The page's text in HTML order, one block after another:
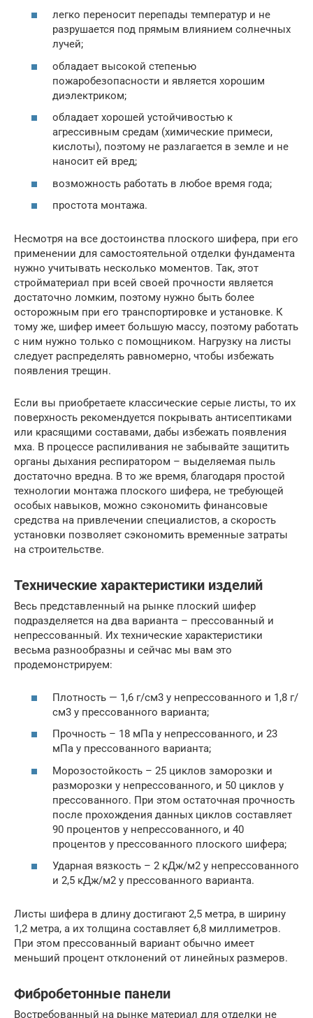
легко переносит перепады температур и не
разрушается под прямым влиянием солнечных
лучей;
обладает высокой степенью
пожаробезопасности и является хорошим
диэлектриком;
обладает хорошей устойчивостью к
агрессивным средам (химические примеси,
кислоты), поэтому не разлагается в земле и не
наносит ей вред;
возможность работать в любое время года;
простота монтажа.
Несмотря на все достоинства плоского шифера, при его
применении для самостоятельной отделки фундамента
нужно учитывать несколько моментов. Так, этот
стройматериал при всей своей прочности является
достаточно ломким, поэтому нужно быть более
осторожным при его транспортировке и установке. К
тому же, шифер имеет большую массу, поэтому работать
с ним нужно только с помощником. Нагрузку на листы
следует распределять равномерно, чтобы избежать
появления трещин.
Если вы приобретаете классические серые листы, то их
поверхность рекомендуется покрывать антисептиками
или красящими составами, дабы избежать появления
мха. В процессе распиливания не забывайте защитить
органы дыхания респиратором – выделяемая пыль
достаточно вредна. В то же время, благодаря простой
технологии монтажа плоского шифера, не требующей
особых навыков, можно сэкономить финансовые
средства на привлечении специалистов, а скорость
установки позволяет сэкономить временные затраты
на строительстве.
Технические характеристики изделий
Весь представленный на рынке плоский шифер
подразделяется на два варианта – прессованный и
непрессованный. Их технические характеристики
весьма разнообразны и сейчас мы вам это
продемонстрируем:
Плотность — 1,6 г/см3 у непрессованного и 1,8 г/
см3 у прессованного варианта;
Прочность – 18 мПа у непрессованного, и 23
мПа у прессованного варианта;
Морозостойкость – 25 циклов заморозки и
разморозки у непрессованного, и 50 циклов у
прессованного. При этом остаточная прочность
после прохождения данных циклов составляет
90 процентов у непрессованного, и 40
процентов у прессованного плоского шифера;
Ударная вязкость – 2 кДж/м2 у непрессованного
и 2,5 кДж/м2 у прессованного варианта.
Листы шифера в длину достигают 2,5 метра, в ширину
1,2 метра, а их толщина составляет 6,8 миллиметров.
При этом прессованный вариант обычно имеет
меньший процент отклонений от линейных размеров.
Фибробетонные панели
Востребованный на рынке материал для отделки не